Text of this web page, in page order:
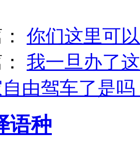
你们这里可
我一旦办了
由驾车了是吗
语种